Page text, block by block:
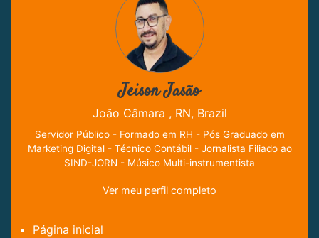
Jeison Jasão
João Câmara , RN, Brazil
Servidor Público - Formado em RH - Pós Graduado em
Marketing Digital - Técnico Contábil - Jornalista Filiado ao
SIND-JORN - Músico Multi-instrumentista
Ver meu perfil completo
Página inicial